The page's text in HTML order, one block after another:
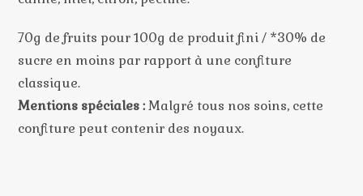
70g de fruits pour 100g de produit fini / *30% de
sucre en moins par rapport à une confiture
classique.
Mentions spéciales :Malgré tous nos soins, cette
confiture peut contenir des noyaux.